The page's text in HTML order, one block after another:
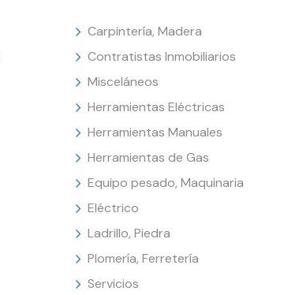
Carpintería, Madera
Contratistas Inmobiliarios
Misceláneos
Herramientas Eléctricas
Herramientas Manuales
Herramientas de Gas
Equipo pesado, Maquinaria
Eléctrico
Ladrillo, Piedra
Plomería, Ferretería
Servicios